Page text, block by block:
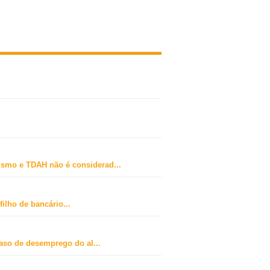
e TDAH não é considerad...
de bancário...
de desemprego do al ...